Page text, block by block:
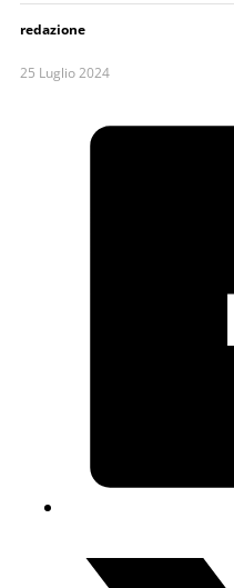
redazione
25 Luglio 2024